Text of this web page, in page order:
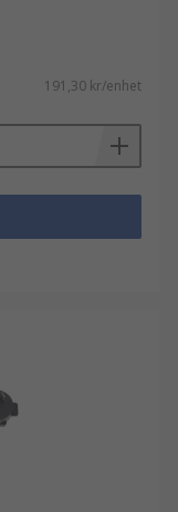
191,30 kr/enhet